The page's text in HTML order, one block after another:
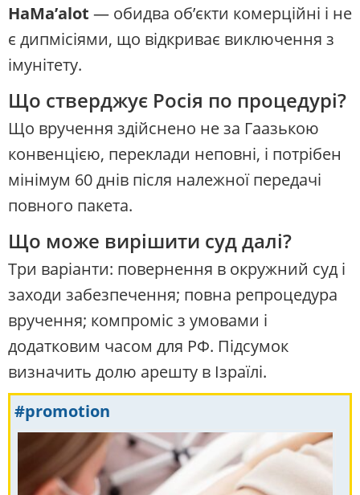
HaMa’alot — обидва об’єкти комерційні і не
є дипмісіями, що відкриває виключення з
імунітету.
Що стверджує Росія по процедурі?
Що вручення здійснено не за Гаазькою
конвенцією, переклади неповні, і потрібен
мінімум 60 днів після належної передачі
повного пакета.
Що може вирішити суд далі?
Три варіанти: повернення в окружний суд і
заходи забезпечення; повна репроцедура
вручення; компроміс з умовами і
додатковим часом для РФ. Підсумок
визначить долю арешту в Ізраїлі.
#promotion